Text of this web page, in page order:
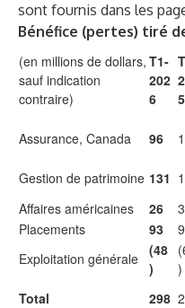
sont fournis dans les
Bénéfice (pertes) tiré
(en millions de dollars,
sauf indication
contraire)
T1-
202
6
5
Assurance, Canada
96
Gestion de patrimoine 131
Affaires américaines
26
Placements
93
Exploitation générale (48
)
)
Total 298